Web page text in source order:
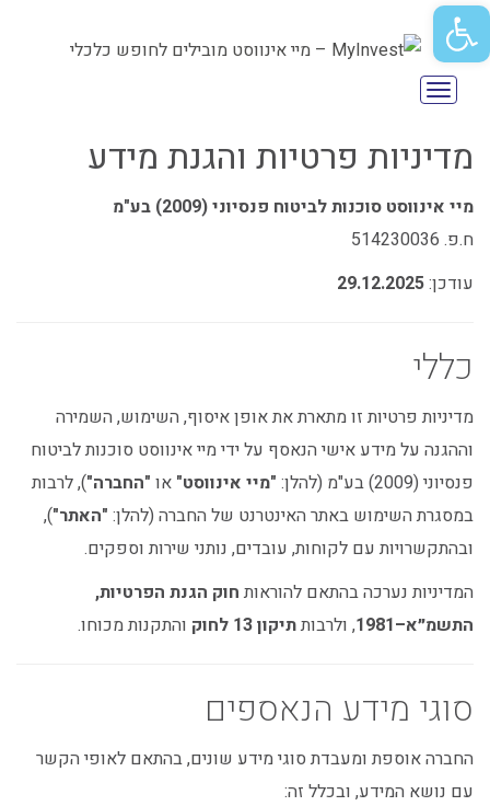
תפריט
מדיניות פרטיות והגנת מידע
מיי אינווסט סוכנות לביטוח פנסיוני (2009) בע"מ
ח.פ. 514230036
עודכן:29.12.2025
כללי
מדיניות פרטיות זו מתארת את אופן איסוף, השימוש, השמירה
וההגנה על מידע אישי הנאסף על ידי מיי אינווסט סוכנות לביטוח
פנסיוני (2009) בע"מ (להלן:
"מיי אינווסט" או "החברה"), לרבות
במסגרת השימוש באתר האינטרנט של החברה (להלן: "האתר"),
ובהתקשרויות עם לקוחות, עובדים, נותני שירות וספקים.
המדיניות נערכה בהתאם להוראות חוק הגנת הפרטיות,
התשמ״א–1981
, ולרבותתיקון 13 לחוק והתקנות מכוחו.
סוגי מידע הנאספים
החברה אוספת ומעבדת סוגי מידע שונים, בהתאם לאופי הקשר
עם נושא המידע, ובכלל זה:
פתח סרגל נגישות